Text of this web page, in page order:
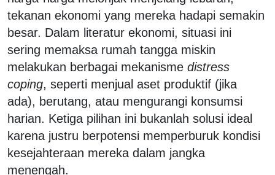
tekanan ekonomi yang mereka hadapi semakin
besar. Dalam literatur ekonomi, situasi ini
sering memaksa rumah tangga miskin
melakukan berbagai mekanisme distress
coping, seperti menjual aset produktif (jika
ada), berutang, atau mengurangi konsumsi
harian. Ketiga pilihan ini bukanlah solusi ideal
karena justru berpotensi memperburuk kondisi
kesejahteraan mereka dalam jangka
menengah.